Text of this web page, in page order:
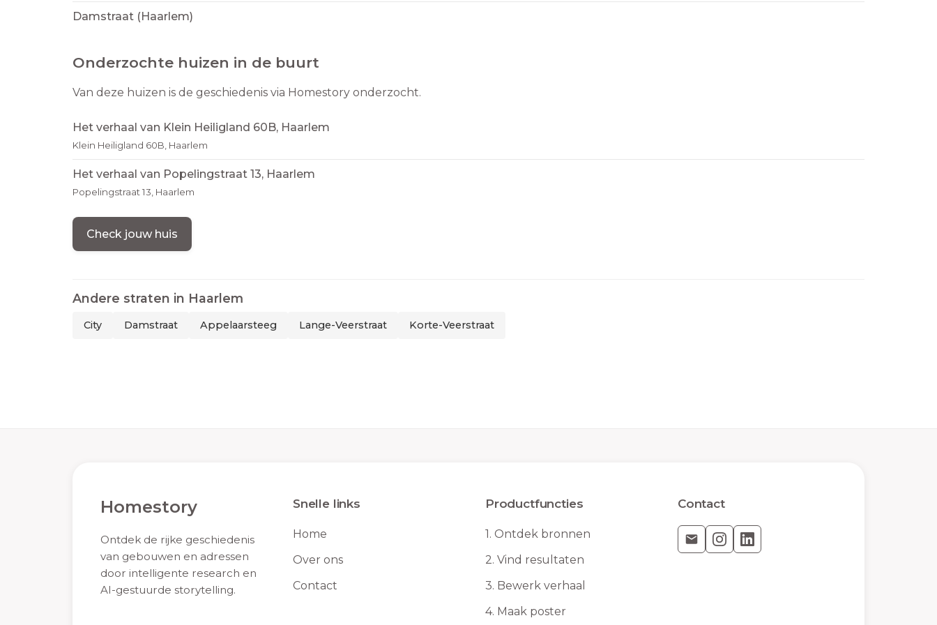
Damstraat (Haarlem)
Onderzochte huizen in de buurt
Van deze huizen is de geschiedenis via Homestory onderzocht.
Het verhaal van Klein Heiligland 60B, Haarlem
Klein Heiligland 60B, Haarlem
Het verhaal van Popelingstraat 13, Haarlem
Popelingstraat 13, Haarlem
Check jouw huis
Andere straten in Haarlem
City Damstraat Appelaarsteeg Lange-Veerstraat Korte-Veerstraat
Homestory
Ontdek de rijke geschiedenis
van gebouwen en adressen
door intelligente research en
AI-gestuurde storytelling.
Snelle links
Home
Over ons
Contact
Productfuncties
1. Ontdek bronnen
2. Vind resultaten
3. Bewerk verhaal
4. Maak poster
Contact